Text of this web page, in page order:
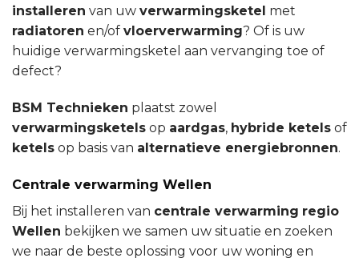
installeren van uw verwarmingsketel met
radiatoren en/of vloerverwarming? Of is uw
huidige verwarmingsketel aan vervanging toe of
defect?
BSM Technieken plaatst zowel
verwarmingsketels op aardgas, hybride ketels of
ketels op basis van alternatieve energiebronnen.
Centrale verwarming Wellen
Bij het installeren van centrale verwarming regio
Wellen bekijken we samen uw situatie en zoeken
we naar de beste oplossing voor uw woning en